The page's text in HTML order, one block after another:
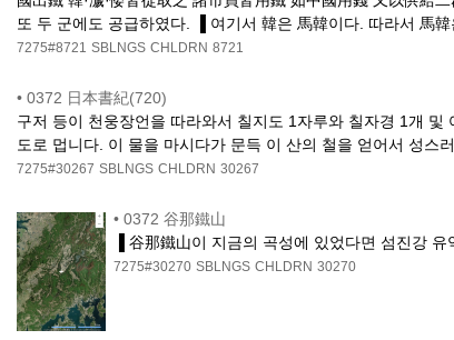
또 두 군에도 공급하였다. ▐ 여기서 韓은 馬韓이다. 따라서 馬
7275#8721 SBLNGS CHLDRN 8721
• 0372 日本書紀(720)
구저 등이 천웅장언을 따라와서 칠지도 1자루와 칠자경 1개
도로 멉니다. 이 물을 마시다가 문득 이 산의 철을 얻어서 성스
7275#30267 SBLNGS CHLDRN 30267
• 0372 谷那鐵山
▐ 谷那鐵山이 지금의 곡성에 있었다면 섬진강
7275#30270 SBLNGS CHLDRN 30270